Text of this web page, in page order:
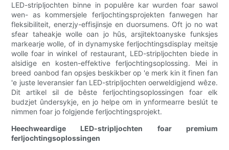
LED-stripljochten binne in populêre kar wurden foar sawol
wen- as kommersjele ferljochtingsprojekten fanwegen har
fleksibiliteit, enerzjy-effisjinsje en duorsumens. Oft jo no wat
sfear taheakje wolle oan jo hûs, arsjitektoanyske funksjes
markearje wolle, of in dynamyske ferljochtingsdisplay meitsje
wolle foar in winkel of restaurant, LED-stripljochten biede in
alsidige en kosten-effektive ferljochtingsoplossing. Mei in
breed oanbod fan opsjes beskikber op 'e merk kin it finen fan
'e juste leveransier fan LED-stripljochten oerweldigjend wêze.
Dit artikel sil de bêste ferljochtingsoplossingen foar elk
budzjet ûndersykje, en jo helpe om in ynformearre beslút te
nimmen foar jo folgjende ferljochtingsprojekt.
Heechweardige LED-stripljochten foar premium
ferljochtingsoplossingen